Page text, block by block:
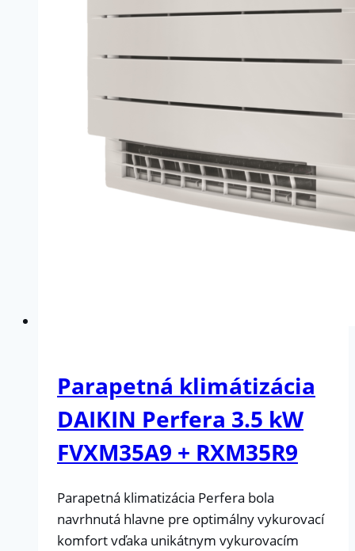
Parapetná klimátizácia
DAIKIN Perfera 3.5 kW
FVXM35A9 + RXM35R9
Parapetná klimatizácia Perfera bola
navrhnutá hlavne pre optimálny vykurovací
komfort vďaka unikátnym vykurovacím